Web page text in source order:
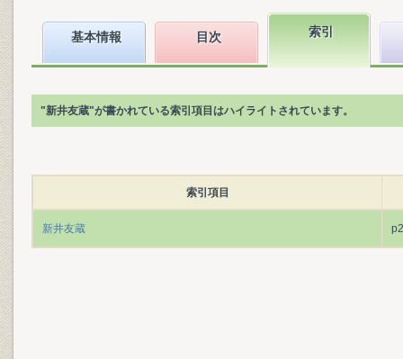
基本情報 目次 索引
"新井友蔵"が書かれている索引項目はハイライトされています。
索引項目
新井友蔵